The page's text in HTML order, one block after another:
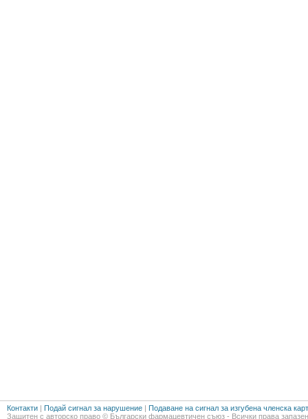
Контакти | Подай сигнал за нарушение | Подаване на сигнал за изгубена членска
Защитен с авторско право © Български фармацевтичен съюз - Всички права